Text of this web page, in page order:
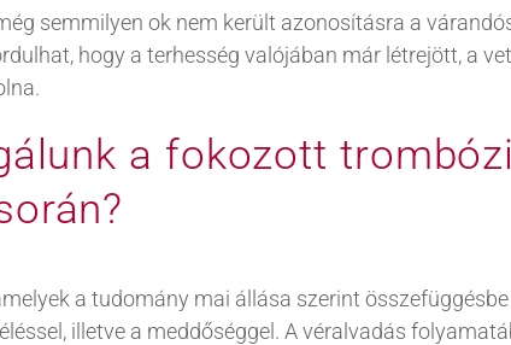
semmilyen ok nem került azonosításra a
hogy a terhesség valójában már létrejött, a
a fokozott
a tudomány mai állása szerint
illetve a meddőséggel. A véralvadás